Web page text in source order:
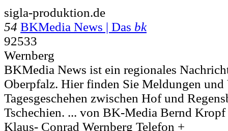
sigla-produktion.de
54 BKMedia News | Das bk
92533
Wernberg
BKMedia News ist ein regionales
Oberpfalz. Hier finden Sie Meldungen
Tagesgeschehen zwischen Hof und
Tschechien. ... von BK-Media Bernd
Klaus- Conrad Wernberg Telefon +